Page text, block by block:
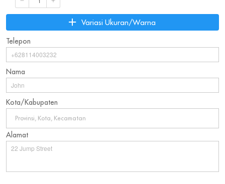
` Variasi Ukuran/Warna
Telepon
Nama
Kota/Kabupaten
Provinsi, Kota, Kecamatan
Alamat